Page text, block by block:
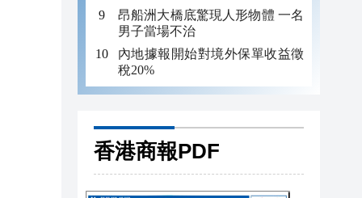
昂船洲大橋底驚現人形物體 一名
男子當場不治
內地據報開始對境外保單收益徵
稅20%
香港商報PDF